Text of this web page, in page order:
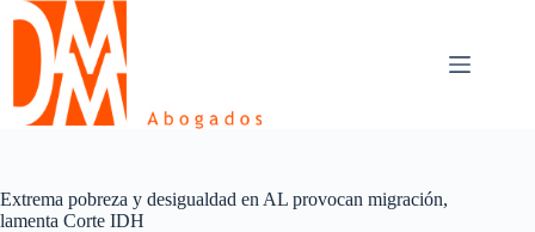
Skip
content
Extrema pobreza y desigualdad en AL provocan migración,
lamenta Corte IDH